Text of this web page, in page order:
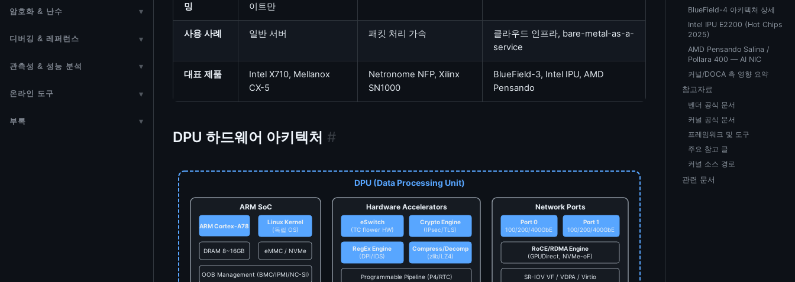
Google TPU
Platform 드라이버
Power Supply / Battery /
(CCF)
Reset Controller 프레임워크
Linux 커널 FPGA 프레임워크
열 관리 (Thermal Management)
RAPL & powercap
Time Namespaces
Bubblewrap (bwrap)
가상화 (KVM)
Audit 서브시스템
IMA / EVM (무결성 검증)
기밀 컴퓨팅 (Confidential
암호화 & 난수 ▾
암호화 드라이버 구현 가이드
암호화 알고리즘 내부 구조
디버깅 & 레퍼런스 ▾
커널 API 레퍼런스
관측성 & 성능 분석 ▾
온라인 도구 ▾
부록 ▾
밍
이트만
사용 사례 일반 서버 패킷 처리 가속
클라우드 인프라, bare-metal-as-a-
service
대표 제품
Intel X710, Mellanox
CX-5
Netronome NFP, Xilinx
SN1000
BlueField-3, Intel IPU, AMD
Pensando
DPU 하드웨어 아키텍처 #
DPU (Data Processing Unit)
ARM SoC
ARM Cortex-A78
Linux Kernel
(독립 OS)
DRAM 8~16GB eMMC / NVMe
OOB Management (BMC/IPMI/NC-SI)
Hardware Accelerators
eSwitch
(TC flower HW)
Crypto Engine
(IPsec/TLS)
RegEx Engine
(DPI/IDS)
Compress/Decomp
(zlib/LZ4)
Programmable Pipeline (P4/RTC)
Network Ports
Port 0
100/200/400GbE
Port 1
100/200/400GbE
RoCE/RDMA Engine
(GPUDirect, NVMe-oF)
SR-IOV VF / VDPA / Virtio
BlueField-4 아키텍처 상세
Intel IPU E2200 (Hot Chips
2025)
AMD Pensando Salina /
Pollara 400 — AI NIC
커널/DOCA 측 영향 요약
참고자료
벤더 공식 문서
커널 공식 문서
프레임워크 및 도구
주요 참고 글
커널 소스 경로
관련 문서